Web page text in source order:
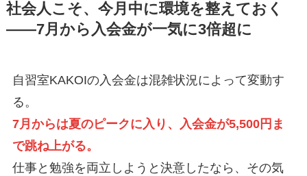
社会人こそ、今月中に環境を整えておく
——7月から入会金が一気に3倍超に
自習室KAKOIの入会金は混雑状況によって変動す
る。
7月からは夏のピークに入り、入会金が5,500円ま
で跳ね上がる。
仕事と勉強を両立しようと決意したなら、その気